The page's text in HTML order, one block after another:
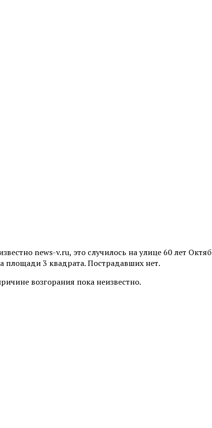
news-v.ru, это случилось на улице 60 лет
площади 3 квадрата. Пострадавших нет.
возгорания пока неизвестно.